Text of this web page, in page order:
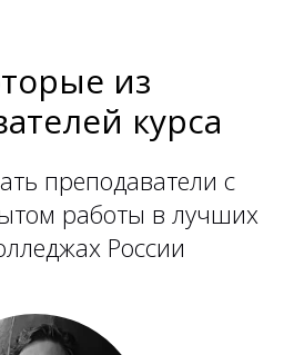
из
курса
преподаватели с
работы в лучших
России